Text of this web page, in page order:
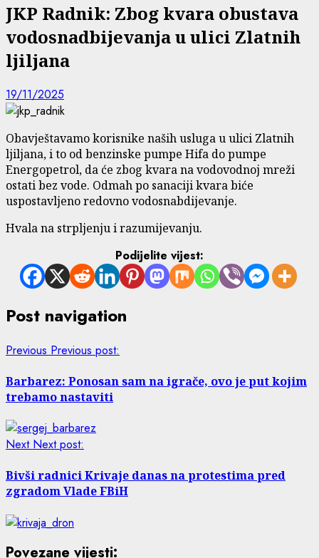
JKP Radnik: Zbog kvara obustava
vodosnadbijevanja u ulici Zlatnih
ljiljana
19/11/2025
Obavještavamo korisnike naših usluga u ulici Zlatnih
ljiljana, i to od benzinske pumpe Hifa do pumpe
Energopetrol, da će zbog kvara na vodovodnoj mreži
ostati bez vode. Odmah po sanaciji kvara biće
uspostavljeno redovno vodosnabdijevanje.
Hvala na strpljenju i razumijevanju.
Podijelite vijest:
Post navigation
Previous Previous post:
Barbarez: Ponosan sam na igrače, ovo je put kojim
trebamo nastaviti
Next Next post:
Bivši radnici Krivaje danas na protestima pred
zgradom Vlade FBiH
Povezane vijesti: